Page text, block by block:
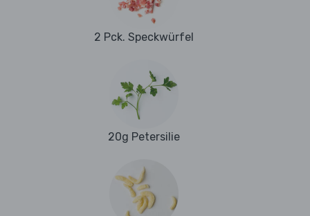
2 Pck. Speckwürfel
20g Petersilie